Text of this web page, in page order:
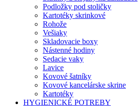
Podložky pod stoličky
Kartotéky skrinkové
Rohože
Vešiaky
Skladovacie boxy
Nástenné hodiny
Sedacie vaky
Lavice
Kovové šatníky
Kovové kancelárske skrine
Kartotéky
HYGIENICKÉ POTREBY